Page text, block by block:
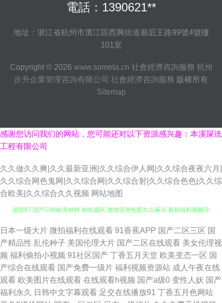
電話：1390621**
地址：浙江省杭州市濱江區西興街道廟后王路99號4號樓
101室
Copyright © 2026 www.someta.cn 社會經濟咨詢服務 杭州
步升企業管理咨詢有限公司 社會經濟咨詢服務 版權所有
Sitemap
感谢您访问我们的网站，您可能还对以下资源感兴趣：本溪屎诜
工程有限公司
久久做久久爽|久久最新亚洲|久久综合伊人网|久久综合夜夜六月|
久久综合网色鬼网|久久综合网|久久综合射|久久综合色色|久久综
合欧美|久久综合久久视频 网站地图
航 色美AV 久久香蕉网 无码专区无码专区 五月激情啪啪网 天堂mv 日韩一二
欧美在线A视频 九九自怕 免费wwwxxx X操91 狠狠干香蕉 性愛直播 在线最
新电影 欧美宜春院免费十次 不卡五区 91人人操人人妻 亚洲男人激情天堂网
91白虎污污茄子 电视剧免费观 久久大伊人x 激情五月天成年网 性爱网日韩
日本一级大片 微拍福利在线观看 91香蕉APP 国产二区三区 国
产精品性 乱伦种子 美国伦理大片 国产二区在线观看 美女伦理视
频 福利偷拍小视频 91社区国产 丁香五月天堂 欧美变态一区 国
产综合在线观看 国产免费一级片 福利视频资源站 成人午夜在线
观看 欧美图片在线观看 在线观看h视频 国产a级0 变性人妖 国产
福利永久
日韩中文字幕观看 足交在线播放91 丁香五月色网站